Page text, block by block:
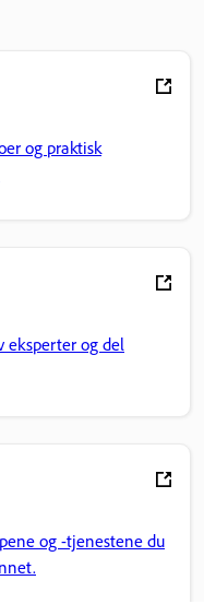
og praktisk
eksperter og del
og -tjenestene du